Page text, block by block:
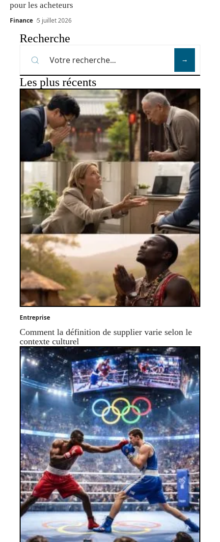
pour les acheteurs
Finance 5 juillet 2026
Recherche
Les plus récents
Entreprise
Comment la définition de supplier varie selon le
contexte culturel